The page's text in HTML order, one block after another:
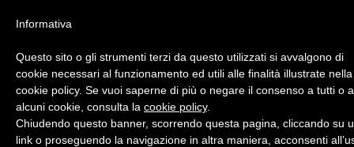
Login Registrazione
Informativa
Questo sito o gli strumenti terzi da questo utilizzati si avvalgono di
cookie necessari al funzionamento ed utili alle finalità illustrate nella
cookie policy. Se vuoi saperne di più o negare il consenso a tutti o
alcuni cookie, consulta la cookie policy.
Chiudendo questo banner, scorrendo questa pagina, cliccando su
link o proseguendo la navigazione in altra maniera, acconsenti